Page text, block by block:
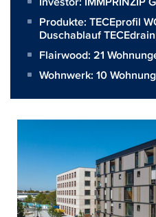
Produkte: TECEprofil
Duschablauf
Flairwood: 21
Wohnwerk: 10